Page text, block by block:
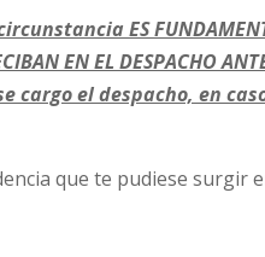
ES
EN EL DESPACHO
cargo el despacho, en
que te pudiese surgir